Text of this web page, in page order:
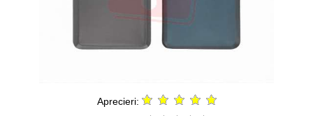
Aprecieri: